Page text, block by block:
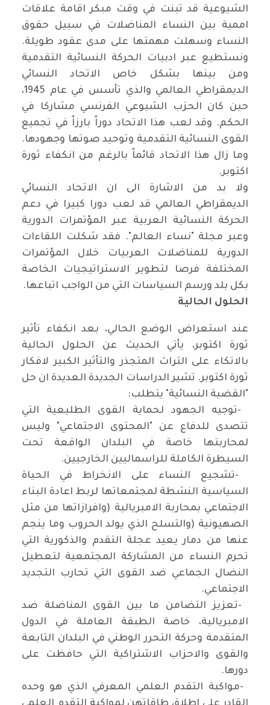
الشيوعية قد تبنت في وقت مبكر اقامة علاقات
اممية بين النساء المناضلات في سبيل حقوق
النساء وسهلت مهمتها على مدى عقود طويلة.
ونستطيع عبر ادبيات الحركة النسائية التقدمية
ومن بينها بشكل خاص الاتحاد النسائي
الديمقراطي العالمي والذي تأسس في عام 1945 ،
حين كان الحزب الشيوعي الفرنسي مشاركا في
الحكم. وقد لعب هذا الاتحاد دوراً بارزاً في تجميع
القوى النسائية التقدمية وتوحيد صوتها وجهودها.
وما زال هذا الاتحاد قائماً بالرغم من انكفاء ثورة
اكتوبر.
ولا بد من الاشارة الى ان الاتحاد النسائي
الديمقراطي العالمي قد لعب دورا كبيرا في دعم
الحركة النسائية العربية عبر المؤتمرات الدورية
وعبر مجلة
نساء العالم". فقد شكلت اللقاءات
الدورية للمناضلات العربيات خلال المؤتمرات
المختلفة فرصا لتطوير الاستراتيجيات الخاصة
بكل بلد ورسم السياسات التي من الواجب اتباعها.
الحلول الحالية
عند استعراض الوضع الحالي، بعد انكفاء تأثير
ثورة اكتوبر، يأتي الحديث عن الحلول الحالية
بالاتكاء على التراث المتجذر والتأثير الكبير لافكار
ثورة اكتوبر. تشير الدراسات الجديدة العديدة ان حل
"القضية النسائية" يتطلب:
-توجيه الجهود لحماية القوى الطليعية التي
تتصدى للدفاع عن "المحتوى الاجتماعي" وليس
لمحاربتها خاصة في البلدان الواقعة تحت
السيطرة الكاملة للراسماليين الخارجيين.
-تشجيع النساء على الانخراط في الحياة
السياسية النشطة لمجتمعاتها لربط اعادة البناء
الاجتماعي بمحاربة الامبريالية (وافرازاتها من مثل
الصهيونية )والتسلح الذي يولد الحروب وما ينجم
عنها من دمار يعيد عجلة التقدم والذكورية التي
تحرم النساء من المشاركة المجتمعية لتعطيل
النضال الجماعي ضد القوى التي تحارب التجديد
الاجتماعي.
-تعزيز التضامن ما بين القوى المناضلة ضد
الامبريالية، خاصة الطبقة العاملة في الدول
المتقدمة وحركة التحرر الوطني في البلدان التابعة
والقوى والاحزاب الاشتراكية التي حافظت على
دورها.
-مواكبة التقدم العلمي المعرفي الذي هو وحده